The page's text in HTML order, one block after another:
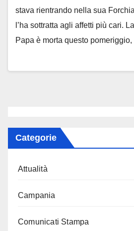
stava rientrando nella sua
l’ha sottratta agli affetti più cari.
Papa è morta questo
Categorie
Attualità
Campania
Comunicati Stampa